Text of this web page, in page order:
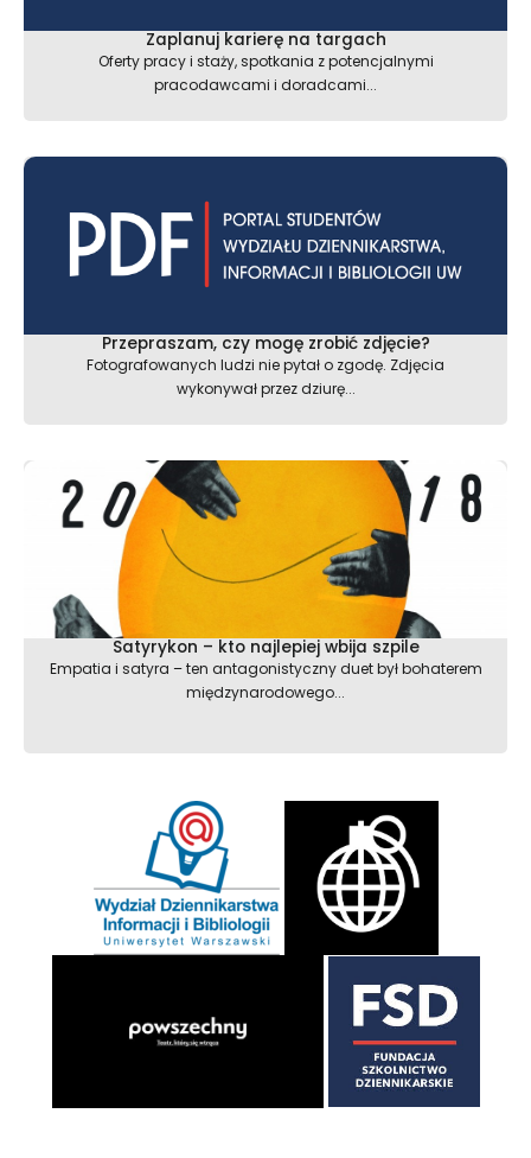
Zaplanuj karierę na targach
Oferty pracy i staży, spotkania z potencjalnymi
pracodawcami i doradcami...
Przepraszam, czy mogę zrobić zdjęcie?
Fotografowanych ludzi nie pytał o zgodę. Zdjęcia
wykonywał przez dziurę...
Satyrykon – kto najlepiej wbija szpile
Empatia i satyra – ten antagonistyczny duet był bohaterem
międzynarodowego...